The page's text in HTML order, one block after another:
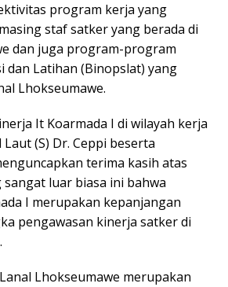
program kerja yang
staf satker yang berada di
dan juga program-program
dan Latihan (Binopslat) yang
Lhokseumawe.
It Koarmada I di wilayah kerja
(S) Dr. Ceppi beserta
terima kasih atas
luar biasa ini bahwa
I merupakan kepanjangan
pengawasan kinerja satker di
Lhokseumawe merupakan